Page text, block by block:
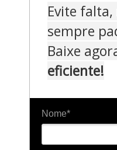
Evite
sempre
Baixe
eficiente!
Nome*